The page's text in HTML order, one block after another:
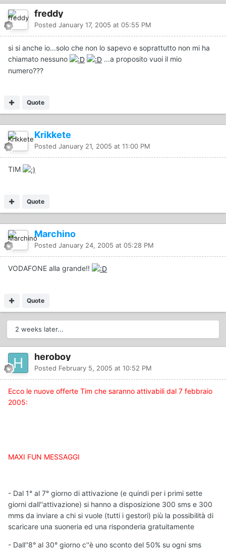
freddy
Posted January 17, 2005 at 05:55 PM
si si anche io...solo che non lo sapevo e soprattutto non mi ha
chiamato nessuno
...a proposito vuoi il mio
numero???
Quote
Krikkete
Posted January 21, 2005 at 11:00 PM
TIM
Quote
Marchino
Posted January 24, 2005 at 05:28 PM
VODAFONE alla grande!!
Quote
2 weeks later...
heroboy
Posted February 5, 2005 at 10:52 PM
Ecco le nuove offerte Tim che saranno attivabili dal 7 febbraio
2005:
MAXI FUN MESSAGGI
- Dal 1° al 7° giorno di attivazione (e quindi per i primi sette
giorni dall''attivazione) si hanno a disposizione 300 sms e 300
mms da inviare a chi si vuole (tutti i gestori) più la possibilità di
scaricare una suoneria ed una risponderia gratuitamente
- Dall''8° al 30° giorno c''è uno sconto del 50% su ogni sms